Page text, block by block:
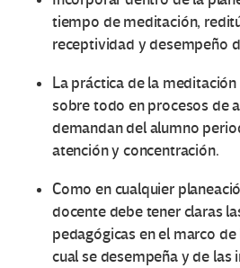
tiempo de meditación,
receptividad y desempeño
La práctica de la
sobre todo en procesos de
demandan del alumno
atención y concentración.
Como en cualquier
docente debe tener claras
pedagógicas en el marco
cual se desempeña y de las